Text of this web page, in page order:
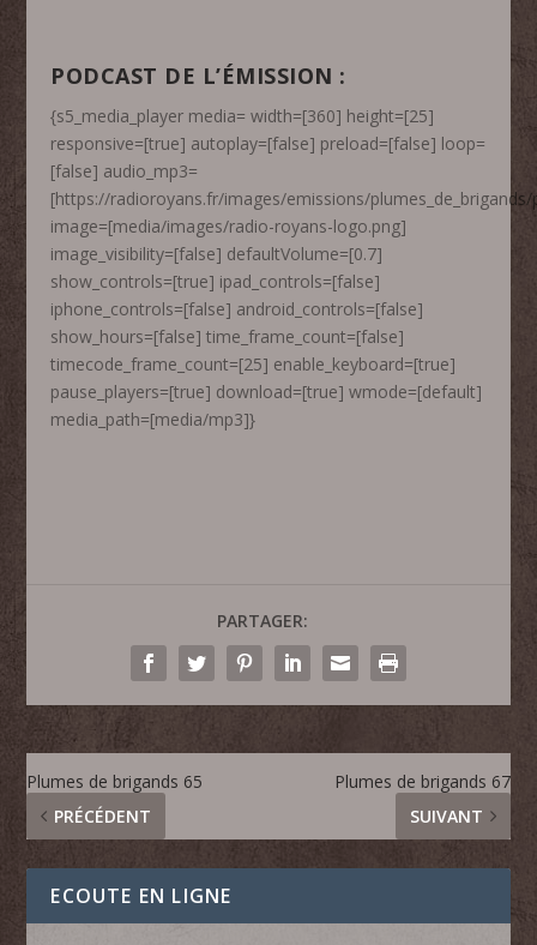
PODCAST DE L’ÉMISSION :
{s5_media_player media= width=[360] height=[25]
responsive=[true] autoplay=[false] preload=[false] loop=
[false] audio_mp3=
[https://radioroyans.fr/images/emissions/
image=[media/images/radio-royans-logo.png]
image_visibility=[false] defaultVolume=[0.7]
show_controls=[true] ipad_controls=[false]
iphone_controls=[false] android_controls=[false]
show_hours=[false] time_frame_count=[false]
timecode_frame_count=[25] enable_keyboard=[true]
pause_players=[true] download=[true] wmode=[default]
media_path=[media/mp3]}
PARTAGER:
Plumes de brigands 65
PRÉCÉDENT
Plumes de brigands 67
SUIVANT
ECOUTE EN LIGNE